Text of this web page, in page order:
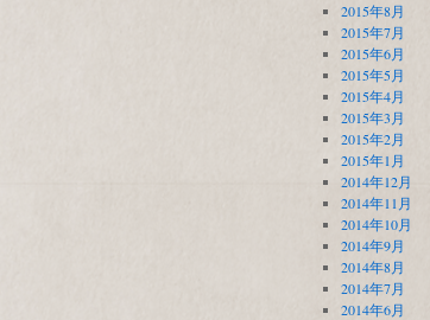
2015年8月
2015年7月
2015年6月
2015年5月
2015年4月
2015年3月
2015年2月
2015年1月
2014年12月
2014年11月
2014年10月
2014年9月
2014年8月
2014年7月
2014年6月